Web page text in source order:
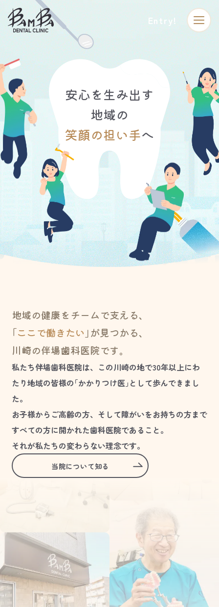
Entry!
安心を生み出す
地域の
笑顔の担い手へ
地域の健康をチームで支える、
｢ここで働きたい ｣が見つかる、
川崎の伴場歯科医院です。
私たち伴場歯科医院は、この川崎の地で30年以上にわ
たり地域の皆様の｢かかりつけ医｣として歩んできまし
た。
お子様からご高齢の方、そして障がいをお持ちの方まで
すべての方に開かれた歯科医院であること。
それが私たちの変わらない理念です。
当院について知る